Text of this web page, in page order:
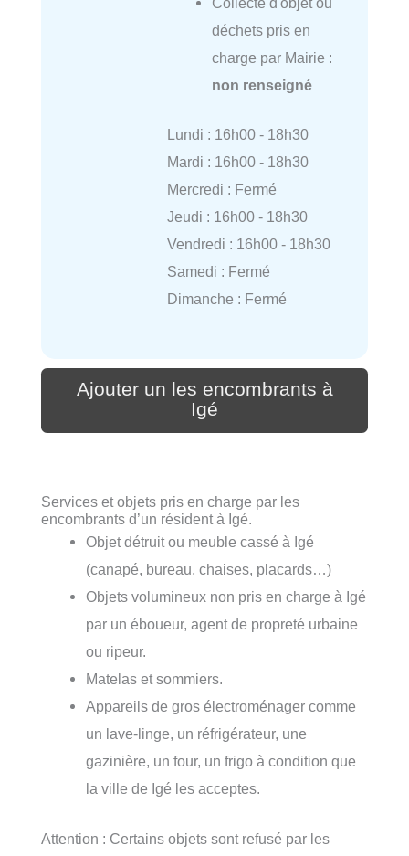
déchets pris en
charge par Mairie :
non renseigné
Lundi : 16h00 - 18h30
Mardi : 16h00 - 18h30
Mercredi : Fermé
Jeudi : 16h00 - 18h30
Vendredi : 16h00 - 18h30
Samedi : Fermé
Dimanche : Fermé
Ajouter un les encombrants à
Igé
Services et objets pris en charge par les
encombrants d’un résident à Igé.
Objet détruit ou meuble cassé à Igé
(canapé, bureau, chaises, placards…)
Objets volumineux non pris en charge à Igé
par un éboueur, agent de propreté urbaine
ou ripeur.
Matelas et sommiers.
Appareils de gros électroménager comme
un lave-linge, un réfrigérateur, une
gazinière, un four, un frigo à condition que
la ville de Igé les acceptes.
Attention : Certains objets sont refusé par les